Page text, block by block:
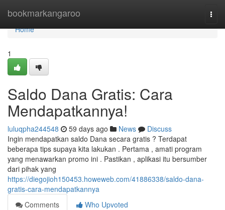
bookmarkangaroo
Home
Home
1
Saldo Dana Gratis: Cara
Mendapatkannya!
luluqpha244548 59 days ago News
Discuss
Ingin mendapatkan saldo Dana secara gratis ? Terdapat
beberapa tips supaya kita lakukan . Pertama , amati program
yang menawarkan promo ini . Pastikan , aplikasi itu bersumber
dari pihak yang
https://diegojioh150453.howeweb.com/41886338/saldo-dana-
gratis-cara-mendapatkannya
Comments
Who Upvoted